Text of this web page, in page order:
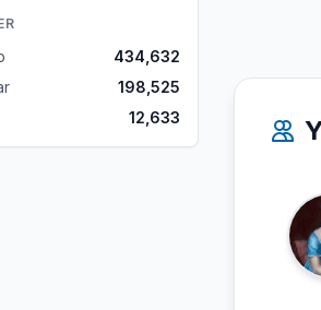
434,632
198,525
12,633